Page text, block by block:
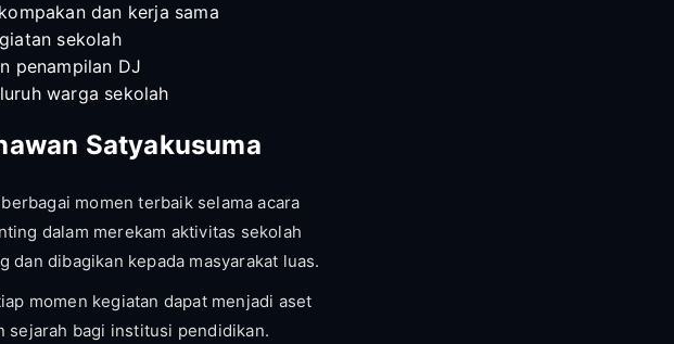
dan kerja sama
sekolah
penampilan DJ
warga sekolah
Satyakusuma
momen terbaik selama acara
dalam merekam aktivitas sekolah
dibagikan kepada masyarakat luas.
momen kegiatan dapat menjadi aset
sejarah bagi institusi pendidikan.